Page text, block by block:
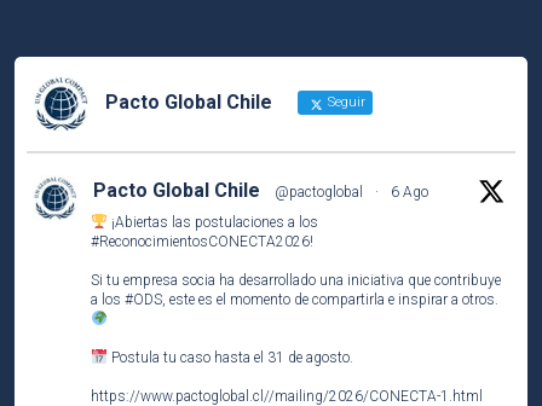
Pacto Global Chile Seguir
Pacto Global Chile @pactoglobal ·
6 Ago
¡Abiertas las postulaciones a los
#ReconocimientosCONECTA2026!
Si tu empresa socia ha desarrollado una iniciativa que contribuye
a los #ODS , este es el momento de compartirla e inspirar a otros.
Postula tu caso hasta el 31 de agosto.
https://www.pactoglobal.cl//mailing/2026/CONECTA-1.html